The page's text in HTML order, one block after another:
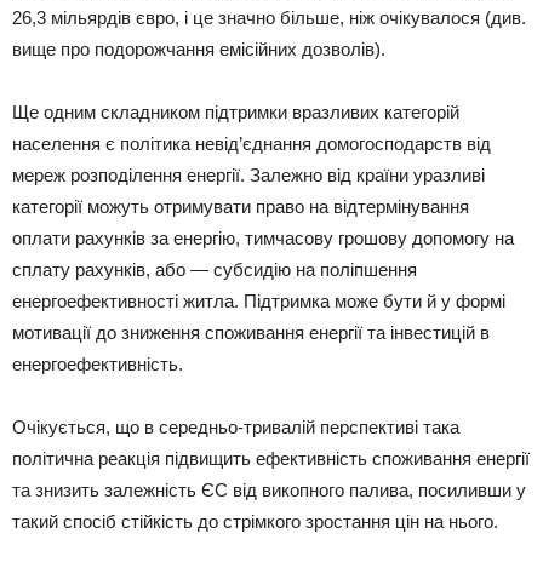
26,3 мільярдів євро, і це значно більше, ніж очікувалося (див.
вище про подорожчання емісійних дозволів).
Ще одним складником підтримки вразливих категорій
населення є політика невід’єднання домогосподарств від
мереж розподілення енергії. Залежно від країни уразливі
категорії можуть отримувати право на відтермінування
оплати рахунків за енергію, тимчасову грошову допомогу на
сплату рахунків, або — субсидію на поліпшення
енергоефективності житла. Підтримка може бути й у формі
мотивації до зниження споживання енергії та інвестицій в
енергоефективність.
Очікується, що в середньо-тривалій перспективі така
політична реакція підвищить ефективність споживання енергії
та знизить залежність ЄС від викопного палива, посиливши у
такий спосіб стійкість до стрімкого зростання цін на нього.